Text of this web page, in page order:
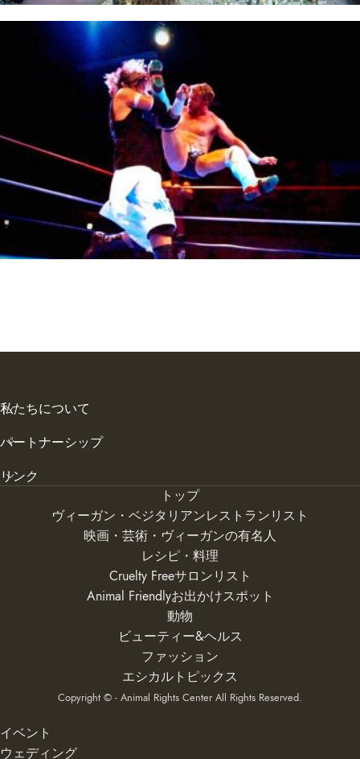
私たちについて
パートナーシップ
リンク
トップ
ヴィーガン・ベジタリアンレストランリスト
映画・芸術・ヴィーガンの有名人
レシピ・料理
Cruelty Freeサロンリスト
Animal Friendlyお出かけスポット
動物
ビューティー&ヘルス
ファッション
エシカルトピックス
Copyright © - Animal Rights Center All Rights Reserved.
イベント
ウェディング